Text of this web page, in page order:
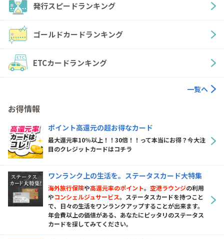
発行スピードランキング
ゴールドカードランキング
ETCカードランキング
一覧へ
お得情報
ポイント高還元の超お得なカード
最大還元率10％以上！！30倍！！って本当にお得？今大注
目のクレジットカードはコチラ
ワンランク上の生活を。ステータスカード大特集
海外旅行保険や高還元率のポイント。 空港ラウンジの利用
やコンシェルジュサービス。ステータスカードを持つこと
で、日々の生活をワンランクアップすることが出来ます。
年会費以上の価値がある、あなたにピッタリのステータス
カードを探してみてください。